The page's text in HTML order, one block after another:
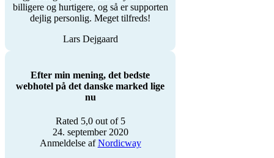
billigere og hurtigere, og så er supporten
dejlig personlig. Meget tilfreds!
Lars Dejgaard
Efter min mening, det bedste
webhotel på det danske marked lige
nu
Rated 5,0 out of 5
24. september 2020
Anmeldelse afNordicway